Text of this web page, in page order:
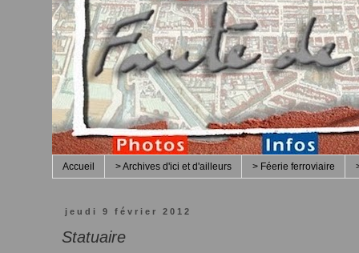
Accueil > Archives d'ici et d'ailleurs > Féerie ferroviaire
jeudi 9 février 2012
Statuaire